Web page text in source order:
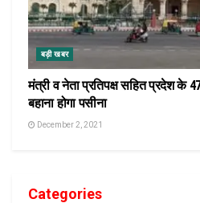
बड़ी खबर
मंत्री व नेता प्रतिपक्ष सहित प्रदेश के
बहाना होगा पसीना
December 2, 2021
Categories